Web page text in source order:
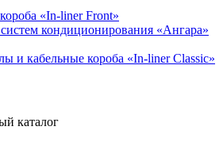
«In-liner Front»
кондиционирования «Ангара»
и кабельные короба «In-liner Classic»
каталог